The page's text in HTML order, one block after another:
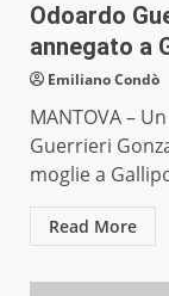
Odoardo
annegato a
Emiliano Condò
MANTOVA –
Guerrieri
moglie a
Read More